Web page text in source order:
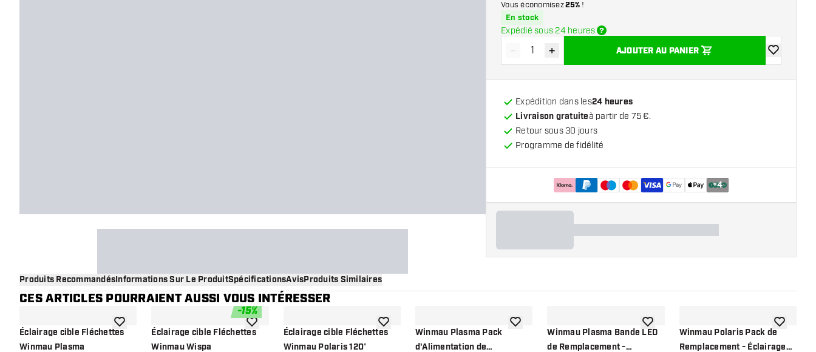
Vous économisez25% !
En stock
Expédié sous 24 heures
Diminuer la quantité
- Augmenter la quantité
+ AJOUTER AU PANIER
ajouter à la
Expédition dans les24 heures
Livraison gratuiteà partir de 75 €.
Retour sous 30 jours
Programme de fidélité
+4
Produits RecommandésInformations Sur Le ProduitSpécificationsAvisProduits Similaires
CES ARTICLES POURRAIENT AUSSI VOUS INTÉRESSER
Éclairage cible Fléchettes
Winmau Plasma
ajouter à la liste de souhaits
-15%
Éclairage cible Fléchettes
Winmau Wispa
ajouter à la liste de souhaits
Éclairage cible Fléchettes
Winmau Polaris 120°
ajouter à la liste de souhaits
Winmau Plasma Pack
d'Alimentation de
ajouter à la liste de souhaits
Winmau Plasma Bande LED
de Remplacement -
ajouter à la liste de souhaits
Winmau Polaris Pack de
Remplacement - Éclairage
ajouter à